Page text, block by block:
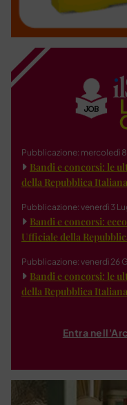
Pubblicazione: mercoledì
Bandi e concorsi: le
della Repubblica
Pubblicazione: venerdì 3
Bandi e concorsi:
Ufficiale della
Pubblicazione: venerdì 26
Bandi e concorsi: le
della Repubblica
Entra